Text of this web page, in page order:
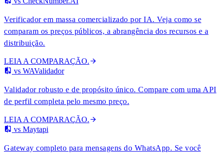
Verificador em massa comercializado por IA. Veja como se
comparam os preços públicos, a abrangência dos recursos e a
distribuição.
LEIA A COMPARAÇÃO.
vs WAValidador
Validador robusto e de propósito único. Compare com uma API
de perfil completa pelo mesmo preço.
LEIA A COMPARAÇÃO.
vs Maytapi
Gateway completo para mensagens do WhatsApp. Se você